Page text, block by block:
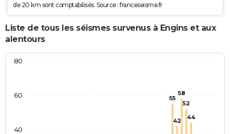
de 20 km sont comptabilisés. Source : franceseisme.fr
Liste de tous les séismes survenus à Engins et aux
alentours
55
42
58
52
44
40
60
80